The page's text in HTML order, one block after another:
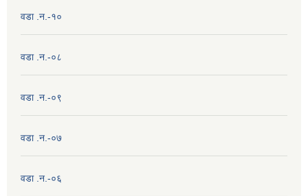
वडा .न.-१०
वडा .न.-०८
वडा .न.-०९
वडा .न.-०७
वडा .न.-०६